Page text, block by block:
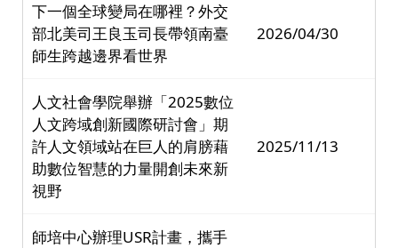
下一個全球變局在哪裡？外交
部北美司王良玉司長帶領南臺
師生跨越邊界看世界
2026/04/30
人文社會學院舉辦「2025數位
人文跨域創新國際研討會」期
許人文領域站在巨人的肩膀藉
助數位智慧的力量開創未來新
視野
2025/11/13
師培中心辦理USR計畫，攜手